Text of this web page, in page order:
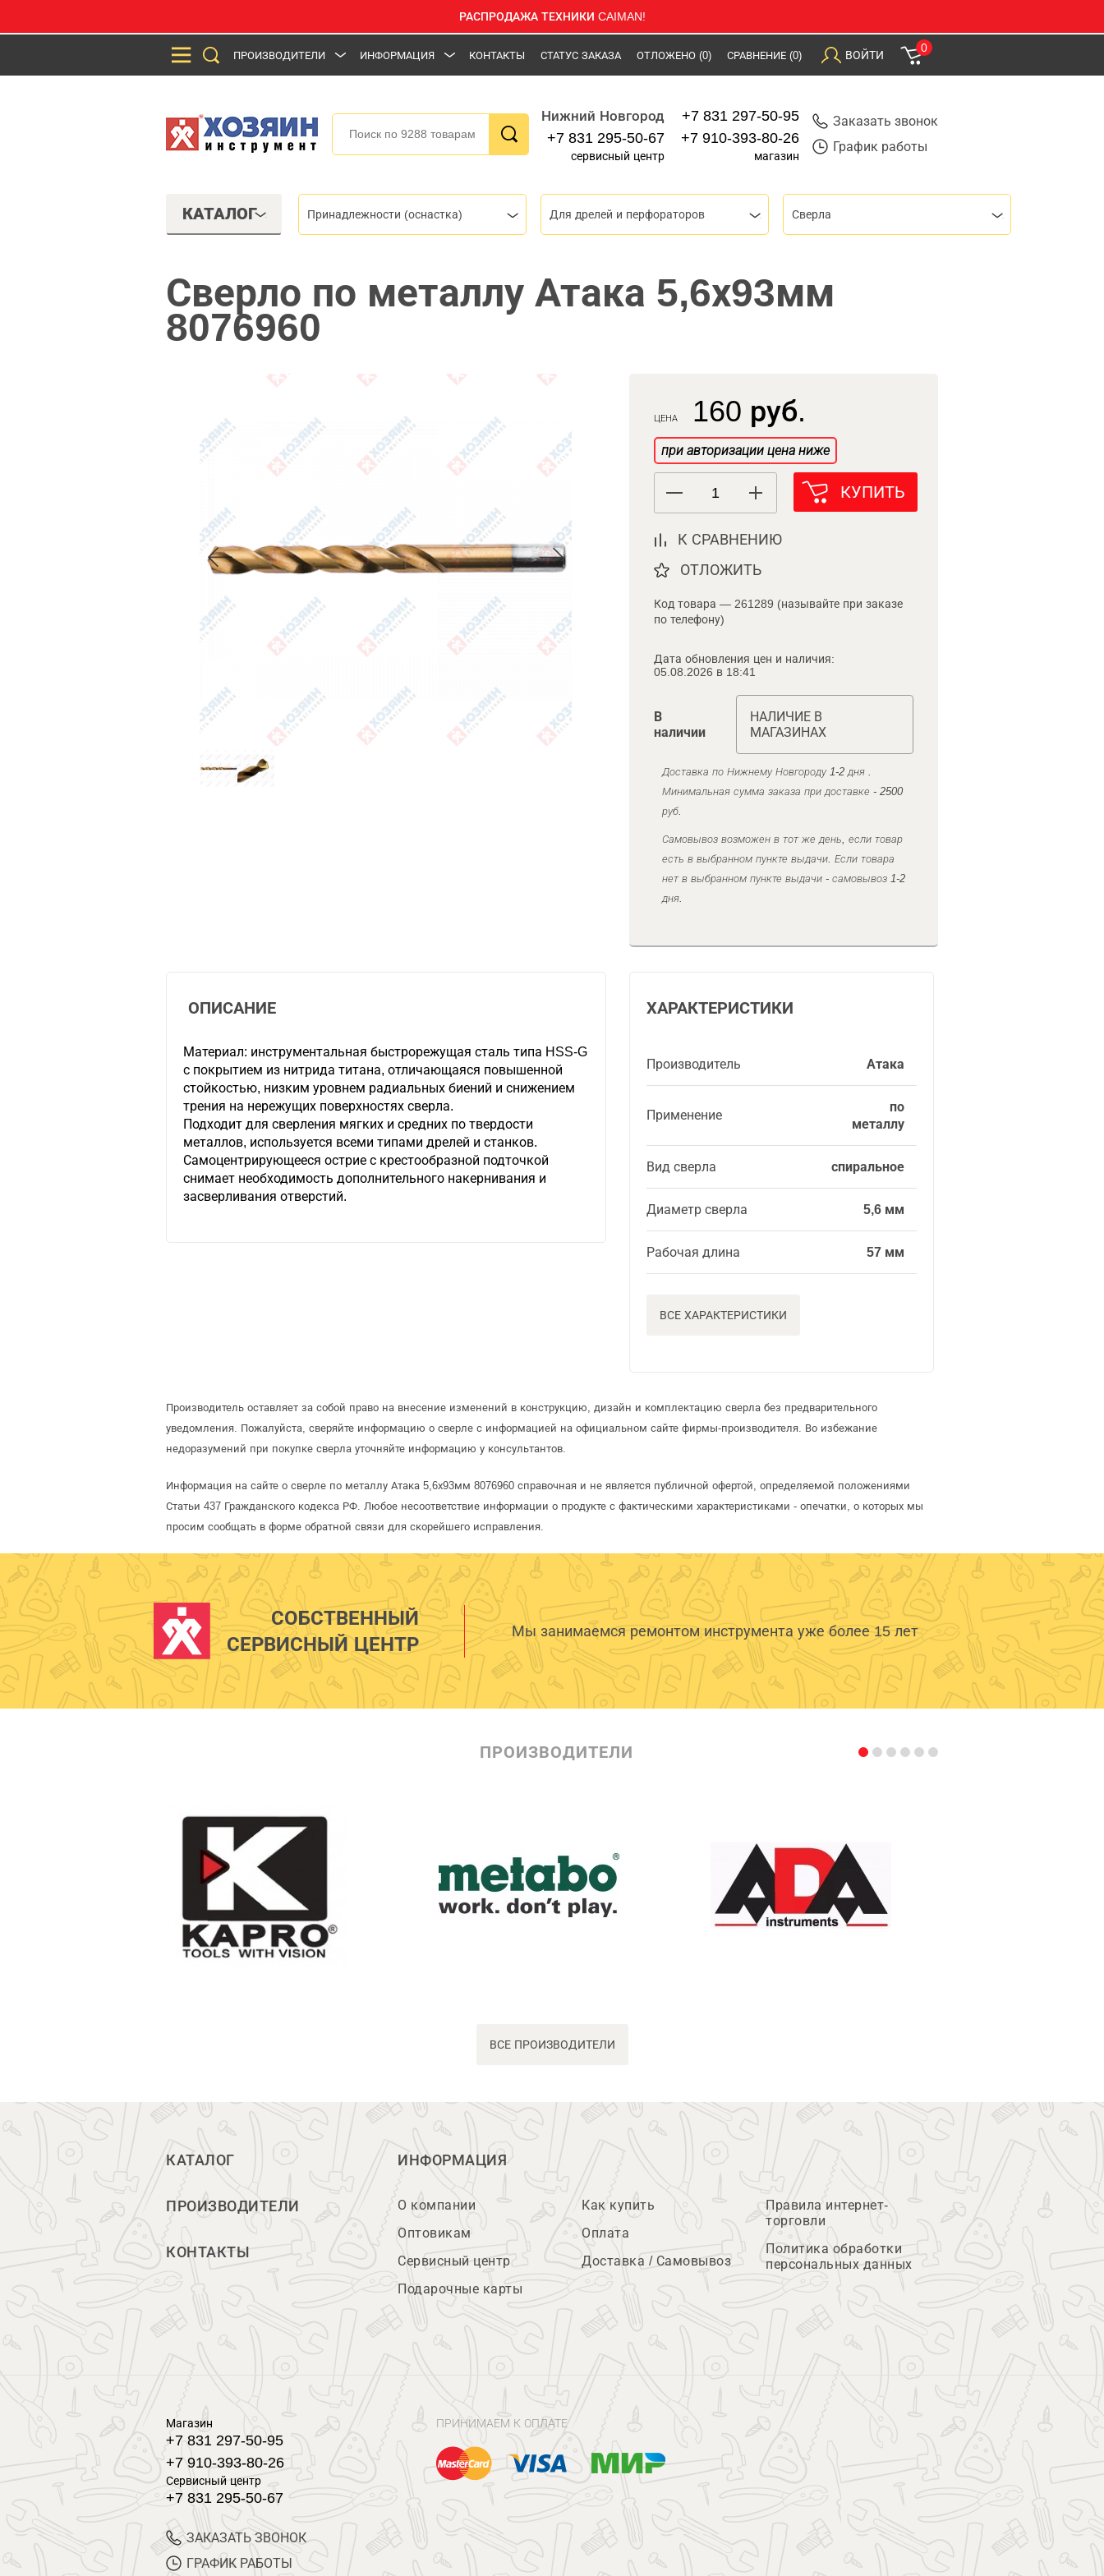
РАСПРОДАЖА ТЕХНИКИ CAIMAN!
ПРОИЗВОДИТЕЛИ ИНФОРМАЦИЯ КОНТАКТЫ СТАТУС ЗАКАЗА ОТЛОЖЕНО (0) СРАВНЕНИЕ (0) ВОЙТИ
0
Нижний Новгород
+7 831 295-50-67
сервисный центр
+7 831 297-50-95
+7 910-393-80-26
магазин
Заказать звонок
График работы
КАТАЛОГ Принадлежности (оснастка) Для дрелей и перфораторов Сверла
Сверло по металлу Атака 5,6х93мм
8076960
ЦЕНА 160 руб.
при авторизации цена ниже
КУПИТЬ
К СРАВНЕНИЮ
ОТЛОЖИТЬ
Код товара — 261289 (называйте при заказе
по телефону)
Дата обновления цен и наличия:
05.08.2026 в 18:41
В
наличии
НАЛИЧИЕ В
МАГАЗИНАХ
Доставка по Нижнему Новгороду 1-2 дня .
Минимальная сумма заказа при доставке - 2500
руб.
Самовывоз возможен в тот же день, если товар
есть в выбранном пункте выдачи. Если товара
нет в выбранном пункте выдачи - самовывоз 1-2
дня.
ХАРАКТЕРИСТИКИ
Производитель Атака
Применение
по
металлу
Вид сверла спиральное
Диаметр сверла 5,6 мм
Рабочая длина 57 мм
ВСЕ ХАРАКТЕРИСТИКИ
ОПИСАНИЕ
Материал: инструментальная быстрорежущая сталь типа HSS-G
с покрытием из нитрида титана, отличающаяся повышенной
стойкостью, низким уровнем радиальных биений и снижением
трения на нережущих поверхностях сверла.
Подходит для сверления мягких и средних по твердости
металлов, используется всеми типами дрелей и станков.
Самоцентрирующееся острие с крестообразной подточкой
снимает необходимость дополнительного накернивания и
засверливания отверстий.
Производитель оставляет за собой право на внесение изменений в конструкцию, дизайн и комплектацию сверла без предварительного
уведомления. Пожалуйста, сверяйте информацию о сверле с информацией на официальном сайте фирмы-производителя. Во избежание
недоразумений при покупке сверла уточняйте информацию у консультантов.
Информация на сайте о сверле по металлу Атака 5,6х93мм 8076960 справочная и не является публичной офертой, определяемой положениями
Статьи 437 Гражданского кодекса РФ. Любое несоответствие информации о продукте с фактическими характеристиками - опечатки, о которых мы
просим сообщать в форме обратной связи для скорейшего исправления.
СОБСТВЕННЫЙ
СЕРВИСНЫЙ ЦЕНТР
Мы занимаемся ремонтом инструмента уже более 15 лет
ПРОИЗВОДИТЕЛИ
ВСЕ ПРОИЗВОДИТЕЛИ
КАТАЛОГ
ПРОИЗВОДИТЕЛИ
КОНТАКТЫ
ИНФОРМАЦИЯ
О компании
Оптовикам
Сервисный центр
Подарочные карты
Как купить
Оплата
Доставка / Самовывоз
Правила интернет-
торговли
Политика обработки
персональных данных
Магазин
+7 831 297-50-95
+7 910-393-80-26
Сервисный центр
+7 831 295-50-67
ЗАКАЗАТЬ ЗВОНОК
ГРАФИК РАБОТЫ
ПРИНИМАЕМ К ОПЛАТЕ